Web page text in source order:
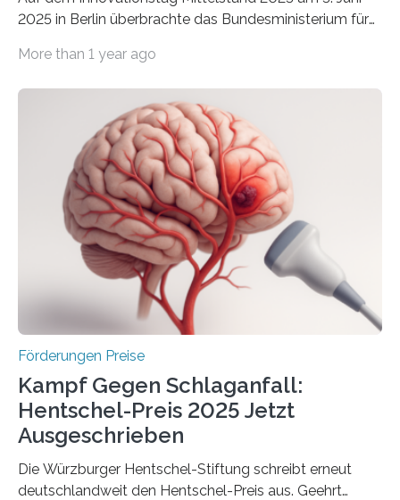
2025 in Berlin überbrachte das Bundesministerium für
Überplanmäßige Verpflichtungsermächtigungen in
Woche vom Haushaltsausschuss freigegeben – unter
anderem zur Unterstützung der
Industrieforschungsprogramme Industrielle
Gemeinschaftsforschung (IGF), Zentrales
Innovationsprogramm Mittelstand (ZIM) und
Innovationskompetenz INNO-KOM. Auf dem
Innovationstag Mittelstand 2025 am 5. Juni 2025 in
Berlin überbrachte das Bundesministerium für
Wirtschaft und Energie eine gute Nachricht:
Überplanmäßige Verpflichtungsermächtigungen in
More than 1 year ago
Förderungen Preise
Kampf Gegen Schlaganfall:
Hentschel-Preis 2025 Jetzt
Ausgeschrieben
Die Würzburger Hentschel-Stiftung schreibt erneut
deutschlandweit den Hentschel-Preis aus. Geehrt